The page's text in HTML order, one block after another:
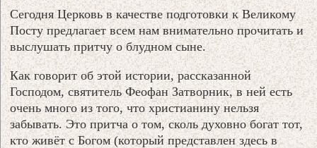
Сегодня Церковь в качестве подготовки к Великому
Посту предлагает всем нам внимательно прочитать и
выслушать притчу о блудном сыне.
Как говорит об этой истории, рассказанной
Господом, святитель Феофан Затворник, в ней есть
очень много из того, что христианину нельзя
забывать. Это притча о том, сколь духовно богат тот,
кто живёт с Богом (который представлен здесь в